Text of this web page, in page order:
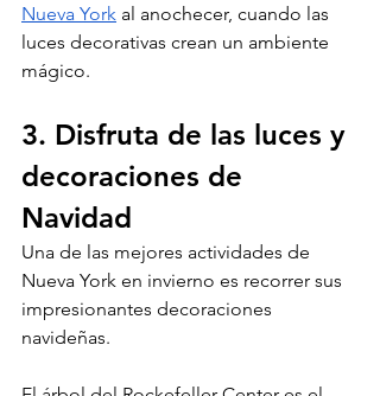
Nueva York al anochecer, cuando las
luces decorativas crean un ambiente
mágico.
3. Disfruta de las luces y
decoraciones de
Navidad
Una de las mejores actividades de
Nueva York en invierno es recorrer sus
impresionantes decoraciones
navideñas.